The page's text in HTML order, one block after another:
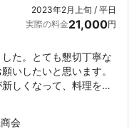
2023年2月上旬 / 平日
実際の料金21,000円
た。とても懇切丁寧な
いしたいと思います。
しくなって、料理をす
会